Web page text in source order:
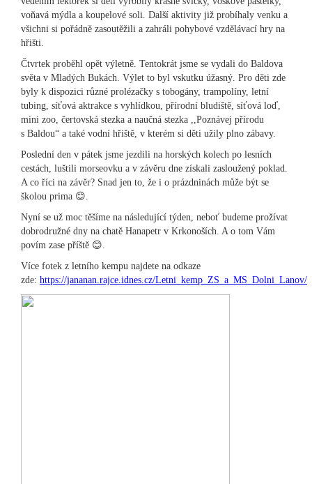
voňavá mýdla a koupelové soli. Další aktivity již probíhaly venku a
všichni si pořádně zasoutěžili a zahráli pohybové vzdělávací hry na
hřišti.
Čtvrtek proběhl opět výletně. Tentokrát jsme se vydali do Baldova
světa v Mladých Bukách. Výlet to byl vskutku úžasný. Pro děti zde
byly k dispozici různé prolézačky s tobogány, trampolíny, letní
tubing, síťová aktrakce s vyhlídkou, přírodní bludiště, síťová loď,
mini zoo, čertovská stezka a naučná stezka ,,Poznávej přírodu
s Baldou“ a také vodní hřiště, v kterém si děti užily plno zábavy.
Poslední den v pátek jsme jezdili na horských kolech po lesních
cestách, luštili morseovku a v závěru dne získali zasloužený poklad.
A co říci na závěr? Snad jen to, že i o prázdninách může být se
školou prima 😊.
Nyní se už moc těšíme na následující týden, neboť budeme prožívat
dobrodružné dny na chatě Hanapetr v Krkonoších. A o tom Vám
povím zase příště 😊.
Více fotek z letního kempu najdete na odkaze
zde: https://jananan.rajce.idnes.cz/Letni_kemp_ZS_a_MS_Dolni_Lanov/